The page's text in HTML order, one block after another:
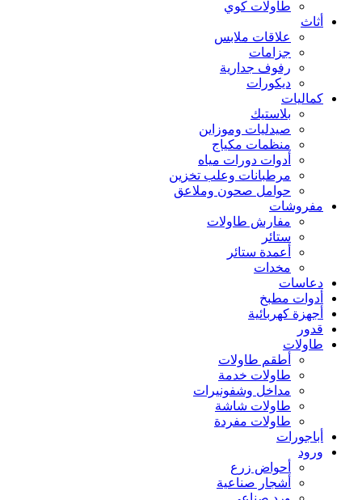
طاولات كوي
أثاث
علاقات ملابس
جزامات
رفوف جدارية
ديكورات
كماليات
بلاستيك
صيدليات وموزاين
منظمات مكياج
أدوات دورات مياه
مرطبانات وعلب تخزين
حوامل صحون وملاعق
مفروشات
مفارش طاولات
ستائر
أعمدة ستائر
مخدات
دعاسات
أدوات مطبخ
أجهزة كهربائية
قدور
طاولات
أطقم طاولات
طاولات خدمة
مداخل وشفونيرات
طاولات شاشة
طاولات مفردة
أباجورات
ورود
أحواض زرع
أشجار صناعية